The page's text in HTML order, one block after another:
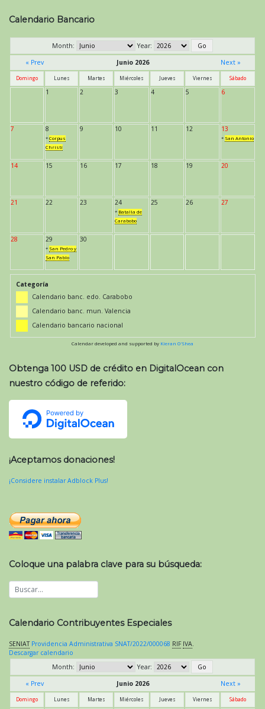
Calendario Bancario
Month:
Year:
« Prev
Junio 2026 Next »
Domingo Lunes Martes Miércoles Jueves Viernes Sábado
1 2 3 4 5 6
7 8
* Corpus
Christi
9 10 11 12 13
* San Antonio
14 15 16 17 18 19 20
21 22 23 24
* Batalla de
Carabobo
25 26 27
28 29
* San Pedro y
San Pablo
30
Categoría
Calendario banc. edo. Carabobo
Calendario banc. mun. Valencia
Calendario bancario nacional
Calendar developed and supported by Kieran O'Shea
Obtenga 100 USD de crédito en DigitalOcean con
nuestro código de referido:
¡Aceptamos donaciones!
¡Considere instalar Adblock Plus!
Coloque una palabra clave para su búsqueda:
Calendario Contribuyentes Especiales
SENIAT Providencia Administrativa SNAT/2022/000068 RIF IVA
Descargar calendario
Month:
Year:
« Prev
Junio 2026 Next »
Domingo Lunes Martes Miércoles Jueves Viernes Sábado